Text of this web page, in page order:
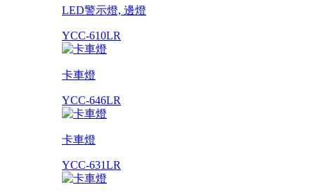
LED警示燈, 邊燈
YCC-610LR
卡車燈
YCC-646LR
卡車燈
YCC-631LR